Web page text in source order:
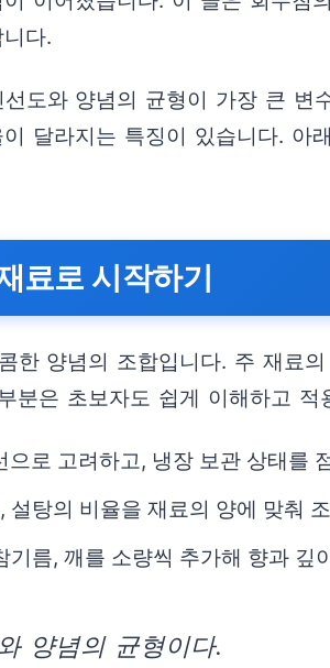
다.
도와 양념의 균형이 가장 큰
달라지는 특징이 있습니다.
료로 시작하기
한 양념의 조합입니다. 주 재료
분은 초보자도 쉽게 이해하고 적
로 고려하고, 냉장 보관 상태를
탕의 비율을 재료의 양에 맞춰
름, 깨를 소량씩 추가해 향과 깊
양념의 균형이다.